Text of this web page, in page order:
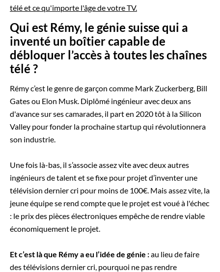
télé et ce qu'importe l'âge de votre TV.
Qui est Rémy, le génie suisse qui a
inventé un boîtier capable de
débloquer l’accès à toutes les chaînes
télé ?
Rémy c’est le genre de garçon comme Mark Zuckerberg, Bill
Gates ou Elon Musk. Diplômé ingénieur avec deux ans
d'avance sur ses camarades, il part en 2020 tôt à la Silicon
Valley pour fonder la prochaine startup qui révolutionnera
son industrie.
Une fois là-bas, il s’associe assez vite avec deux autres
ingénieurs de talent et se fixe pour projet d’inventer une
télévision dernier cri pour moins de 100€. Mais assez vite, la
jeune équipe se rend compte que le projet est voué à l'échec
: le prix des pièces électroniques empêche de rendre viable
économiquement le projet.
Et c’est là que Rémy a eu l’idée de génie :au lieu de faire
des télévisions dernier cri, pourquoi ne pas rendre